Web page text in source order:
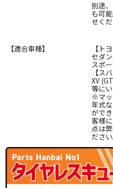
別途
も可
せくだ
【適合車種】
【ト
セダ
スポ
【ス
XV
等に
※マッ
年式
がで
客様
点は
ださい